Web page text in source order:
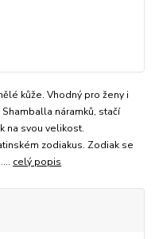
kůže. Vhodný pro ženy i
náramků, stačí
na svou velikost.
zodiakus. Zodiak se
celý popis